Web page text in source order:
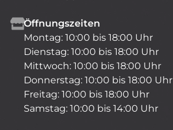
Öffnungszeiten
Montag: 10:00 bis 18:00 Uhr
Dienstag: 10:00 bis 18:00 Uhr
Mittwoch: 10:00 bis 18:00 Uhr
Donnerstag: 10:00 bis 18:00 Uhr
Freitag: 10:00 bis 18:00 Uhr
Samstag: 10:00 bis 14:00 Uhr